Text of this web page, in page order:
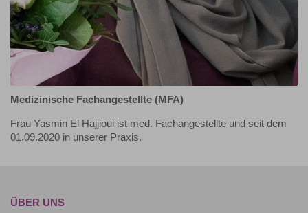
Medizinische Fachangestellte (MFA)
Frau Yasmin El Hajjioui ist med. Fachangestellte und seit dem
01.09.2020 in unserer Praxis.
ÜBER UNS